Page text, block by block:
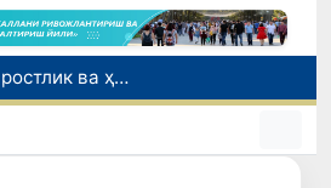
Адолат, холислик, ростлик ва ҳалоллик муҳитини яратишга қаратилган янги қонун тафсилоти
Ўзбекистонда зилзила содир бўлди